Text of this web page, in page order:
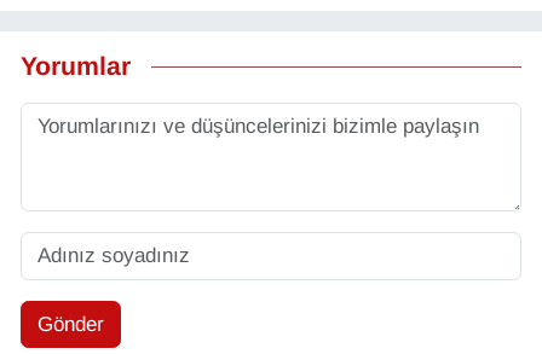
Yorumlar
Gönder